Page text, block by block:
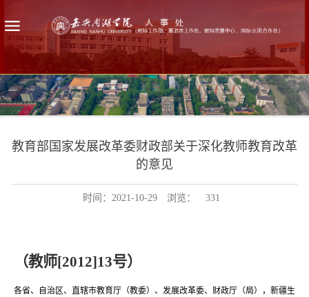
教育部国家发展改革委财政部关于深化教师教育改革
的意见
时间：2021-10-29 浏览： 331
（教师[2012]13号）
各省、自治区、直辖市教育厅（教委）、发展改革委、财政厅（局），新疆生